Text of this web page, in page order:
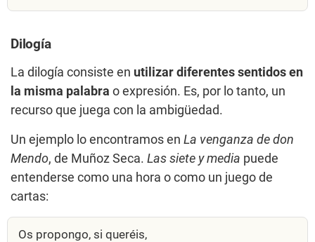
Dilogía
La dilogía consiste en utilizar diferentes sentidos en
la misma palabra o expresión. Es, por lo tanto, un
recurso que juega con la ambigüedad.
Un ejemplo lo encontramos en La venganza de don
Mendo, de Muñoz Seca. Las siete y media puede
entenderse como una hora o como un juego de
cartas:
Os propongo, si queréis,